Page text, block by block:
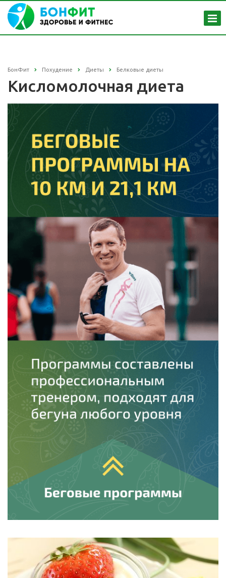
БонФит Похудение Диеты Белковые диеты
Кисломолочная диета